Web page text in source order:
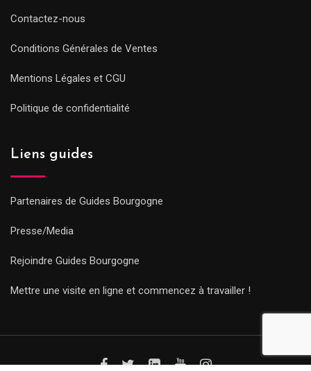
Contactez-nous
Conditions Générales de Ventes
Mentions Légales et CGU
Politique de confidentialité
Liens guides
Partenaires de Guides Bourgogne
Presse/Media
Rejoindre Guides Bourgogne
Mettre une visite en ligne et commencez à travailler !